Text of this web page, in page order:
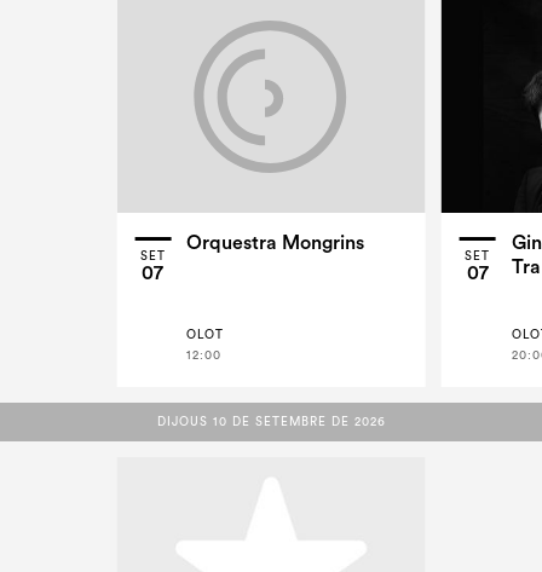
SET
07
Orquestra Mongrins
OLOT
12:00
SET
07
DIJOUS 10 DE SETEMBRE DE 2026
DIJOUS 10 DE SETEMBRE DE 2026